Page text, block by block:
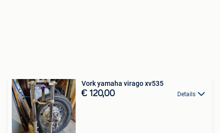
Vork yamaha virago xv535
€ 120,00 Details